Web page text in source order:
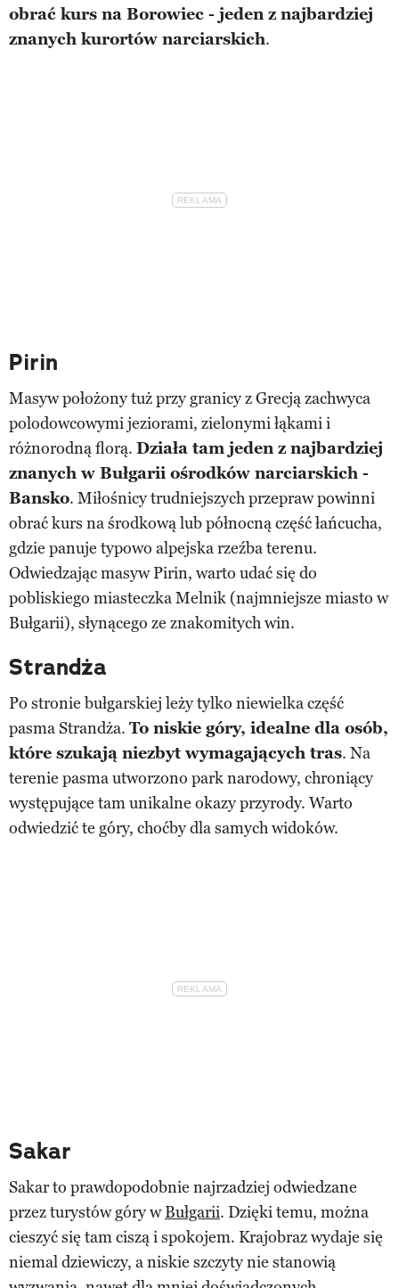
obrać kurs na Borowiec - jeden z najbardziej
znanych kurortów narciarskich.
Pirin
Masyw położony tuż przy granicy z Grecją zachwyca
polodowcowymi jeziorami, zielonymi łąkami i
różnorodną florą. Działa tam jeden z najbardziej
znanych w Bułgarii ośrodków narciarskich -
Bansko. Miłośnicy trudniejszych przepraw powinni
obrać kurs na środkową lub północną część łańcucha,
gdzie panuje typowo alpejska rzeźba terenu.
Odwiedzając masyw Pirin, warto udać się do
pobliskiego miasteczka Melnik (najmniejsze miasto w
Bułgarii), słynącego ze znakomitych win.
Strandża
Po stronie bułgarskiej leży tylko niewielka część
pasma Strandża. To niskie góry, idealne dla osób,
które szukają niezbyt wymagających tras. Na
terenie pasma utworzono park narodowy, chroniący
występujące tam unikalne okazy przyrody. Warto
odwiedzić te góry, choćby dla samych widoków.
Sakar
Sakar to prawdopodobnie najrzadziej odwiedzane
przez turystów góry wBułgarii. Dzięki temu, można
cieszyć się tam ciszą i spokojem. Krajobraz wydaje się
niemal dziewiczy, a niskie szczyty nie stanowią